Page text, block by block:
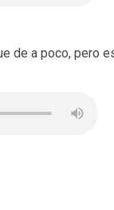
de a poco, pero